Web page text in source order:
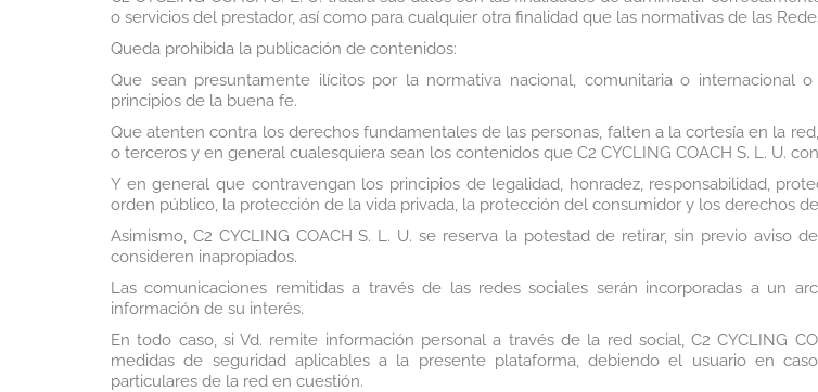
o servicios del prestador, así como para cualquier otra finalidad que las normativas de las
Queda prohibida la publicación de contenidos:
Que sean presuntamente ilícitos por la normativa nacional, comunitaria o internacional
principios de la buena fe.
Que atenten contra los derechos fundamentales de las personas, falten a la cortesía en la
o terceros y en general cualesquiera sean los contenidos que C2 CYCLING COACH S. L. U.
Y en general que contravengan los principios de legalidad, honradez, responsabilidad,
orden público, la protección de la vida privada, la protección del consumidor y los derechos
Asimismo, C2 CYCLING COACH S. L. U. se reserva la potestad de retirar, sin previo
consideren inapropiados.
Las comunicaciones remitidas a través de las redes sociales serán incorporadas a un
información de su interés.
En todo caso, si Vd. remite información personal a través de la red social, C2 CYCLING
medidas de seguridad aplicables a la presente plataforma, debiendo el usuario en
particulares de la red en cuestión.